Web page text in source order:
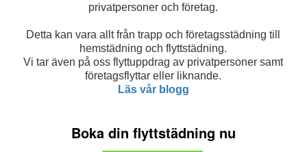
privatpersoner och företag.
Detta kan vara allt från trapp och företagsstädning till
hemstädning och flyttstädning.
Vi tar även på oss flyttuppdrag av privatpersoner samt
företagsflyttar eller liknande.
Läs vår blogg
Boka din flyttstädning nu